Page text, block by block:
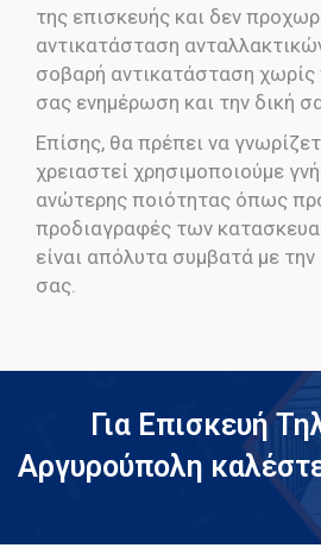
της επισκευής και δεν
αντικατάσταση
σοβαρή αντικατάσταση χωρίς
σας ενημέρωση και την δική
Επίσης, θα πρέπει να
χρειαστεί χρησιμοποιούμε
ανώτερης ποιότητας όπως
προδιαγραφές των
είναι απόλυτα συμβατά με
σας.
Για Επισκευή
Αργυρούπολη